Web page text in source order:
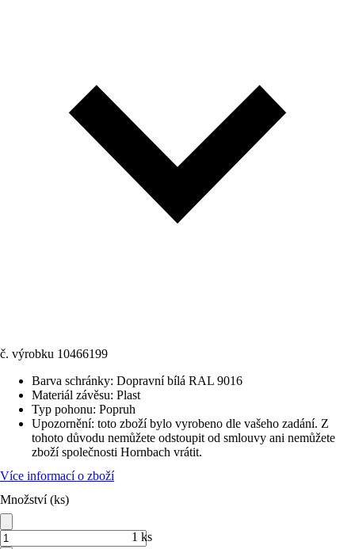
č. výrobku 10466199
Barva schránky: Dopravní bílá RAL 9016
Materiál závěsu: Plast
Typ pohonu: Popruh
Upozornění: toto zboží bylo vyrobeno dle vašeho zadání. Z
tohoto důvodu nemůžete odstoupit od smlouvy ani nemůžete
zboží společnosti Hornbach vrátit.
Více informací o zboží
Množství (ks)
1 ks